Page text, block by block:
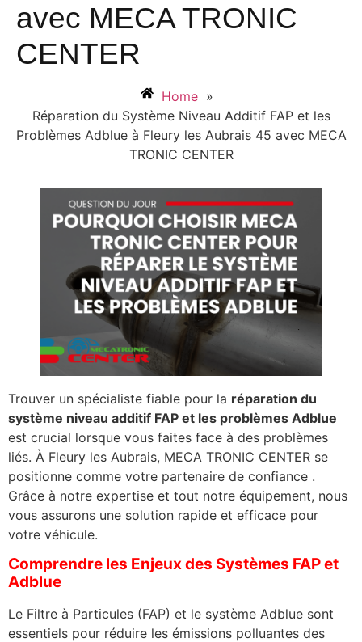
avec MECA TRONIC
CENTER
Home »
Réparation du Système Niveau Additif FAP et les
Problèmes Adblue à Fleury les Aubrais 45 avec MECA
TRONIC CENTER
Trouver un spécialiste fiable pour la réparation du
système niveau additif FAP et les problèmes Adblue
est crucial lorsque vous faites face à des problèmes
liés. À Fleury les Aubrais, MECA TRONIC CENTER se
positionne comme votre partenaire de confiance .
Grâce à notre expertise et tout notre équipement, nous
vous assurons une solution rapide et efficace pour
votre véhicule.
Comprendre les Enjeux des Systèmes FAP et
Adblue
Le Filtre à Particules (FAP) et le système Adblue sont
essentiels pour réduire les émissions polluantes des